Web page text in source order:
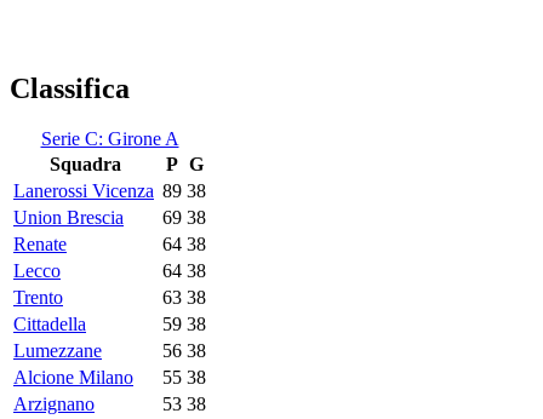
Classifica
Serie C: Girone A
Squadra
P G
Lanerossi Vicenza 89 38
Union Brescia
69 38
Renate
64 38
Lecco
64 38
Trento
63 38
Cittadella
59 38
Lumezzane
56 38
Alcione Milano
55 38
Arzignano
53 38